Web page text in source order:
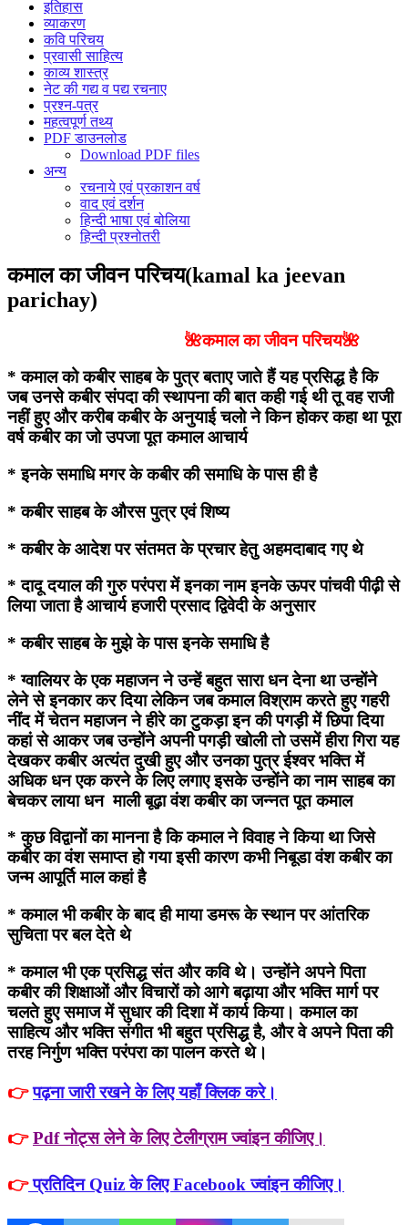
इतिहास
व्याकरण
कवि परिचय
प्रवासी साहित्य
काव्य शास्त्र
नेट की गद्य व पद्य रचनाए
प्रश्न-पत्र
महत्वपूर्ण तथ्य
PDF डाउनलोड
Download PDF files
अन्य
रचनाये एवं प्रकाशन वर्ष
वाद एवं दर्शन
हिन्दी भाषा एवं बोलिया
हिन्दी प्रश्नोतरी
कमाल का जीवन परिचय(kamal ka jeevan
parichay)
🌺कमाल का जीवन परिचय🌺
* कमाल को कबीर साहब के पुत्र बताए जाते हैं यह प्रसिद्ध है कि
जब उनसे कबीर संपदा की स्थापना की बात कही गई थी तू वह राजी
नहीं हुए और करीब कबीर के अनुयाई चलो ने किन होकर कहा था पूरा
वर्ष कबीर का जो उपजा पूत कमाल आचार्य
* इनके समाधि मगर के कबीर की समाधि के पास ही है
* कबीर साहब के औरस पुत्र एवं शिष्य
* कबीर के आदेश पर संतमत के प्रचार हेतु अहमदाबाद गए थे
* दादू दयाल की गुरु परंपरा में इनका नाम इनके ऊपर पांचवी पीढ़ी से
लिया जाता है आचार्य हजारी प्रसाद द्विवेदी के अनुसार
* कबीर साहब के मुझे के पास इनके समाधि है
* ग्वालियर के एक महाजन ने उन्हें बहुत सारा धन देना था उन्होंने
लेने से इनकार कर दिया लेकिन जब कमाल विश्राम करते हुए गहरी
नींद में चेतन महाजन ने हीरे का टुकड़ा इन की पगड़ी में छिपा दिया
कहां से आकर जब उन्होंने अपनी पगड़ी खोली तो उसमें हीरा गिरा यह
देखकर कबीर अत्यंत दुखी हुए और उनका पुत्र ईश्वर भक्ति में
अधिक धन एक करने के लिए लगाए इसके उन्होंने का नाम साहब का
बेचकर लाया धन माली बूढ़ा वंश कबीर का जन्नत पूत कमाल
* कुछ विद्वानों का मानना है कि कमाल ने विवाह ने किया था जिसे
कबीर का वंश समाप्त हो गया इसी कारण कभी निबूडा वंश कबीर का
जन्म आपूर्ति माल कहां है
* कमाल भी कबीर के बाद ही माया डमरू के स्थान पर आंतरिक
सुचिता पर बल देते थे
* कमाल भी एक प्रसिद्ध संत और कवि थे। उन्होंने अपने पिता
कबीर की शिक्षाओं और विचारों को आगे बढ़ाया और भक्ति मार्ग पर
चलते हुए समाज में सुधार की दिशा में कार्य किया। कमाल का
साहित्य और भक्ति संगीत भी बहुत प्रसिद्ध है, और वे अपने पिता की
तरह निर्गुण भक्ति परंपरा का पालन करते थे।
👉पढ़ना जारी रखने के लिए यहाँ क्लिक करे।
👉Pdf नोट्स लेने के लिए टेलीग्राम ज्वांइन कीजिए।
👉प्रतिदिन Quiz के लिए Facebook ज्वांइन कीजिए।